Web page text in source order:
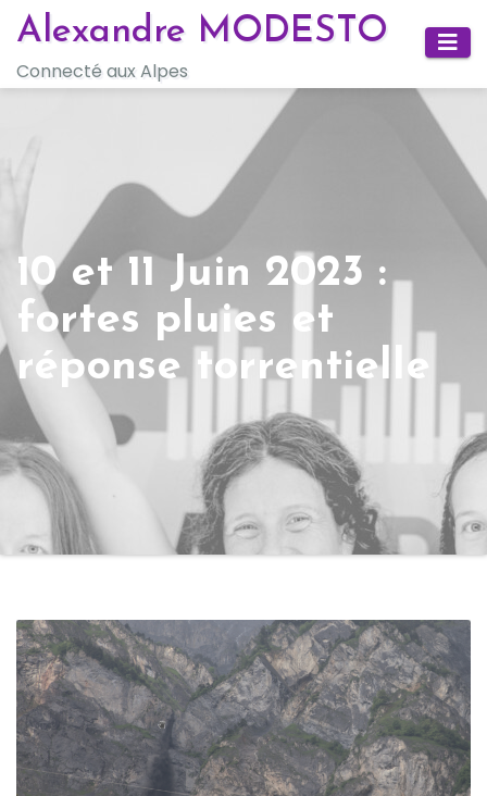
Skip
content
Alexandre MODESTO
Connecté aux Alpes
10 et 11 Juin 2023 :
fortes pluies et
réponse torrentielle